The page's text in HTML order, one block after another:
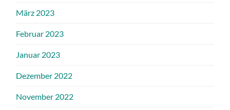
März 2023
Februar 2023
Januar 2023
Dezember 2022
November 2022